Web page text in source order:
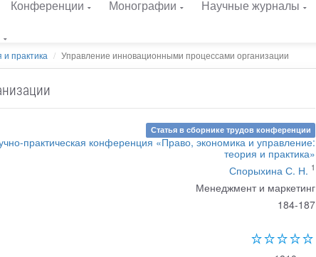
Конференции Монографии
Научные журналы
практика Управление инновационными процессами организации
Статья в сборнике трудов конференции
практическая конференция «Право, экономика и управление:
теория и практика»
Спорыхина С. Н. 1
Менеджмент и маркетинг
184-187